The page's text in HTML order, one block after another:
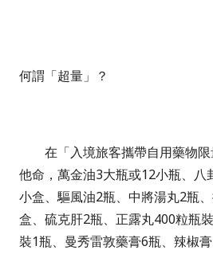
何謂「超量」？
在「入境旅客攜帶自用藥物
他命，萬金油3大瓶或12小瓶、八
小盒、驅風油2瓶、中將湯丸2瓶
盒、硫克肝2瓶、正露丸400粒瓶
裝1瓶、曼秀雷敦藥膏6瓶、辣椒